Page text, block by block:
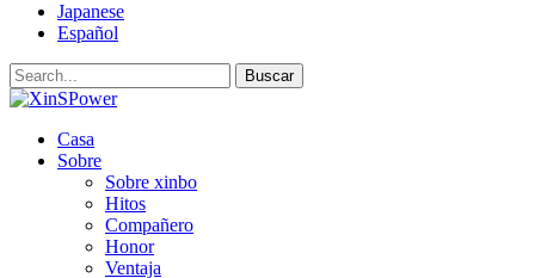
Japanese
Español
Buscar
Casa
Sobre
Sobre xinbo
Hitos
Compañero
Honor
Ventaja